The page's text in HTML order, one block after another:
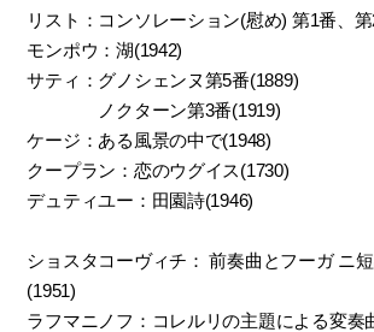
リスト：コンソレーション(慰め) 第1番、
モンポウ：湖(1942)
サティ：グノシェンヌ第5番(1889)
ノクターン第3番(1919)
ケージ：ある風景の中で(1948)
クープラン：恋のウグイス(1730)
デュティユー：田園詩(1946)
ショスタコーヴィチ： 前奏曲とフーガ ニ
(1951)
ラフマニノフ：コレルリの主題による変奏